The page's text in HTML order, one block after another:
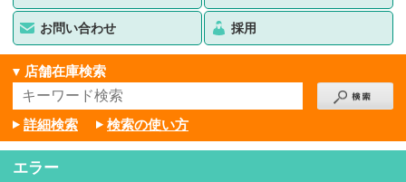
お問い合わせ 採用
店舗在庫検索
詳細検索 検索の使い方
エラー